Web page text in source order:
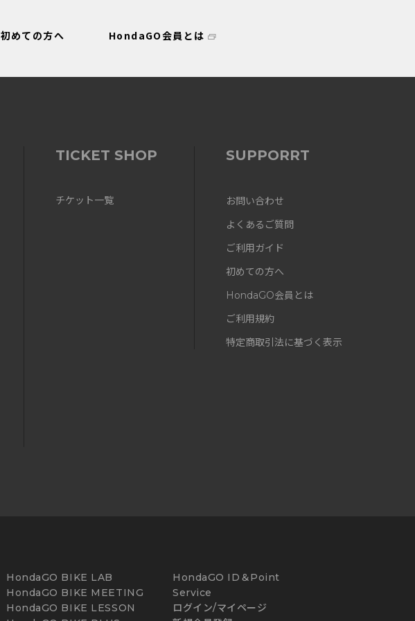
初めての方へ HondaGO会員とは
TICKET SHOP
チケット一覧
SUPPORRT
お問い合わせ
よくあるご質問
ご利用ガイド
初めての方へ
HondaGO会員とは
ご利用規約
特定商取引法に基づく表示
HondaGO BIKE LAB
HondaGO BIKE MEETING
HondaGO BIKE LESSON
HondaGO ID＆Point
Service
ログイン/マイページ